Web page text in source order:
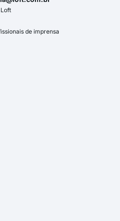
de imprensa